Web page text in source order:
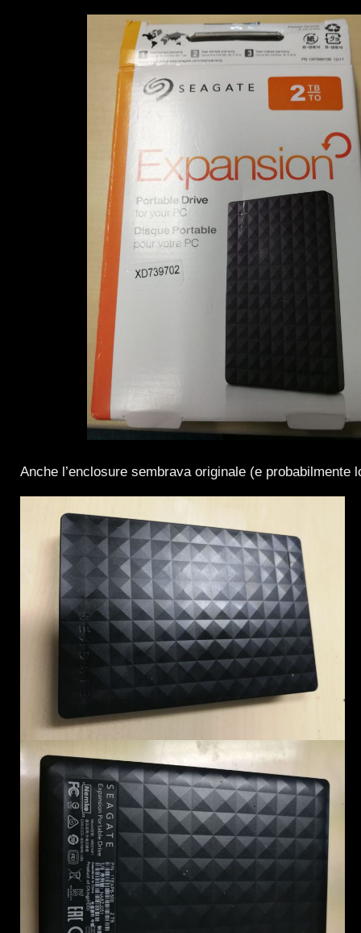
Anche l’enclosure sembrava originale (e probabilmente